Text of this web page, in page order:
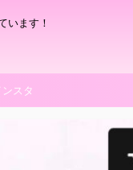
います！
スタ